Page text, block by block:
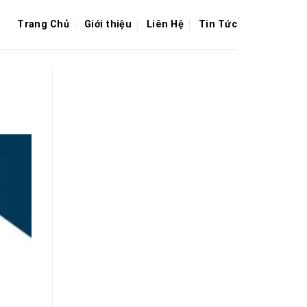
Trang Chủ Giới thiệu Liên Hệ Tin Tức